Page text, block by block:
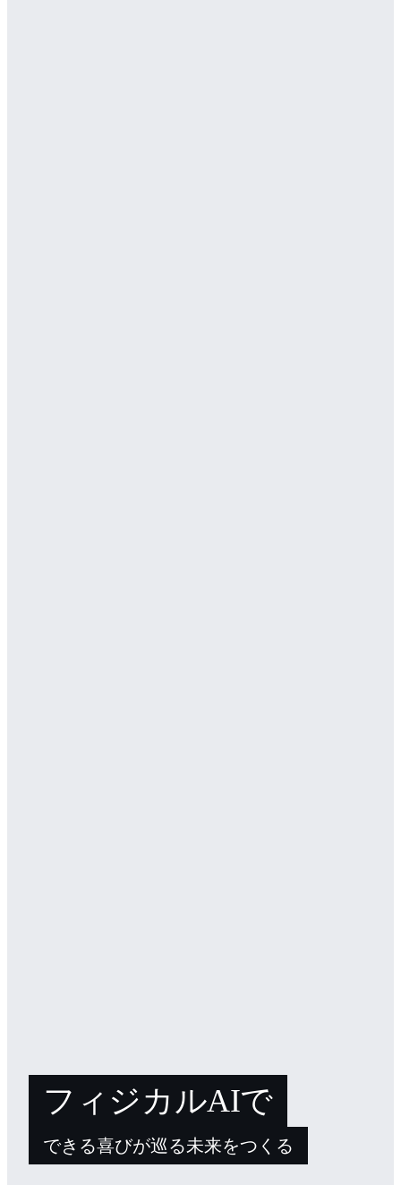
フィジカルAIで
できる喜びが巡る未来をつくる